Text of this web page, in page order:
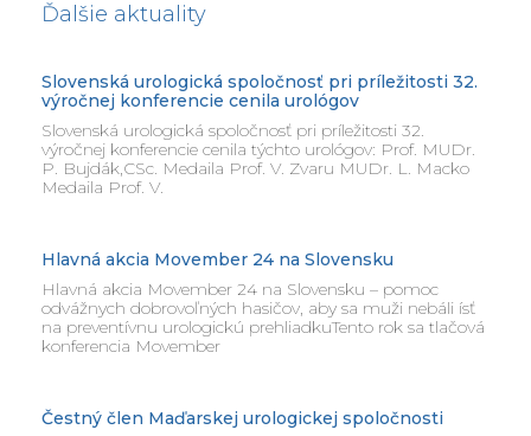
Ďalšie aktuality
Slovenská urologická spoločnosť pri príležitosti 32.
výročnej konferencie cenila urológov
Slovenská urologická spoločnosť pri príležitosti 32.
výročnej konferencie cenila týchto urológov: Prof. MUDr.
P. Bujdák,CSc. Medaila Prof. V. Zvaru MUDr. L. Macko
Medaila Prof. V.
Hlavná akcia Movember 24 na Slovensku
Hlavná akcia Movember 24 na Slovensku – pomoc
odvážnych dobrovoľných hasičov, aby sa muži nebáli ísť
na preventívnu urologickú prehliadkuTento rok sa tlačová
konferencia Movember
Čestný člen Maďarskej urologickej spoločnosti